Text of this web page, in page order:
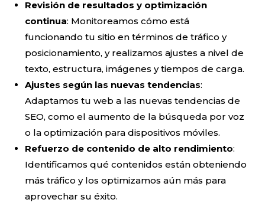
Revisión de resultados y optimización
continua: Monitoreamos cómo está
funcionando tu sitio en términos de tráfico y
posicionamiento, y realizamos ajustes a nivel de
texto, estructura, imágenes y tiempos de carga.
Ajustes según las nuevas tendencias:
Adaptamos tu web a las nuevas tendencias de
SEO, como el aumento de la búsqueda por voz
o la optimización para dispositivos móviles.
Refuerzo de contenido de alto rendimiento:
Identificamos qué contenidos están obteniendo
más tráfico y los optimizamos aún más para
aprovechar su éxito.